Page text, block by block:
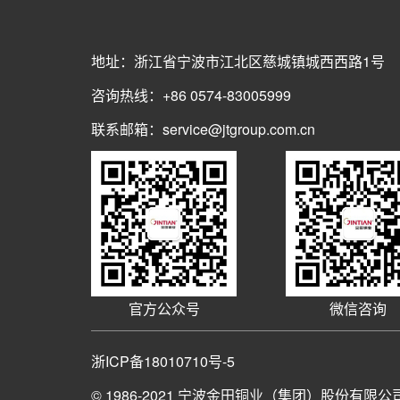
地址：浙江省宁波市江北区慈城镇城西西路1号
咨询热线：+86 0574-83005999
联系邮箱：service@jtgroup.com.cn
官方公众号 微信咨询
浙ICP备18010710号-5
© 1986-2021 宁波金田铜业（集团）股份有限公